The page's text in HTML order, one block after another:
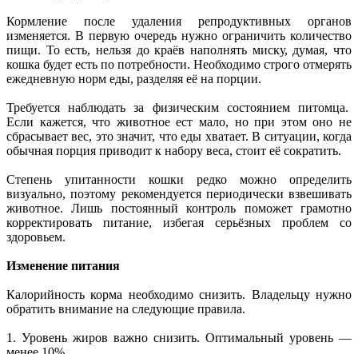
Кормление после удаления репродуктивных органов
изменяется. В первую очередь нужно ограничить количество
пищи. То есть, нельзя до краёв наполнять миску, думая, что
кошка будет есть по потребности. Необходимо строго отмерять
ежедневную норм еды, разделяя её на порции.
Требуется наблюдать за физическим состоянием питомца.
Если кажется, что животное ест мало, но при этом оно не
сбрасывает вес, это значит, что еды хватает. В ситуации, когда
обычная порция приводит к набору веса, стоит её сократить.
Степень упитанности кошки редко можно определить
визуально, поэтому рекомендуется периодически взвешивать
животное. Лишь постоянный контроль поможет грамотно
корректировать питание, избегая серьёзных проблем со
здоровьем.
Изменение питания
Калорийность корма необходимо снизить. Владельцу нужно
обратить внимание на следующие правила.
1. Уровень жиров важно снизить. Оптимальный уровень —